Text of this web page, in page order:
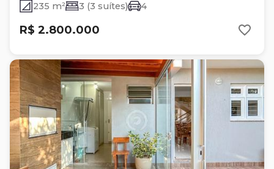
235 m² 3 (3 suítes) 4
R$ 2.800.000